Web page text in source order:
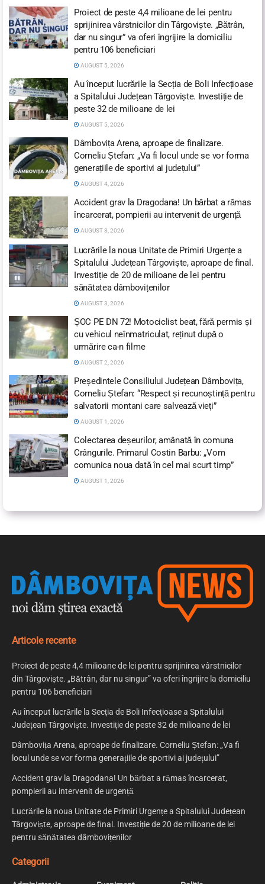
Proiect de peste 4,4 milioane de lei pentru
sprijinirea vârstnicilor din Târgoviște. „Bătrân,
dar nu singur” va oferi îngrijire la domiciliu
pentru 106 beneficiari
AUGUST 5, 2026
Au început lucrările la Secția de Boli Infecțioase
a Spitalului Județean Târgoviște. Investiție de
peste 32 de milioane de lei
AUGUST 5, 2026
Dâmbovița Arena, aproape de finalizare.
Corneliu Ștefan: „Va fi locul unde se vor forma
generațiile de sportivi ai județului”
AUGUST 4, 2026
Accident grav la Dragodana! Un bărbat a rămas
încarcerat, pompierii au intervenit de urgență
AUGUST 3, 2026
Lucrările la noua Unitate de Primiri Urgențe a
Spitalului Județean Târgoviște, aproape de final.
Investiție de 20 de milioane de lei pentru
sănătatea dâmbovițenilor
AUGUST 3, 2026
ȘOC PE DN 72! Motociclist beat, fără permis și
cu vehicul neînmatriculat, reținut după o
urmărire ca-n filme
AUGUST 2, 2026
Președintele Consiliului Județean Dâmbovița,
Corneliu Ștefan: “Respect și recunoștință pentru
salvatorii montani care salvează vieți”
AUGUST 1, 2026
Colectarea deșeurilor, amânată în comuna
Crângurile. Primarul Costin Barbu: „Vom
comunica noua dată în cel mai scurt timp”
AUGUST 1, 2026
Articole recente
Proiect de peste 4,4 milioane de lei pentru sprijinirea vârstnicilor
din Târgoviște. „Bătrân, dar nu singur” va oferi îngrijire la domiciliu
pentru 106 beneficiari
Au început lucrările la Secția de Boli Infecțioase a Spitalului
Județean Târgoviște. Investiție de peste 32 de milioane de lei
Dâmbovița Arena, aproape de finalizare. Corneliu Ștefan: „Va fi
locul unde se vor forma generațiile de sportivi ai județului”
Accident grav la Dragodana! Un bărbat a rămas încarcerat,
pompierii au intervenit de urgență
Lucrările la noua Unitate de Primiri Urgențe a Spitalului Județean
Târgoviște, aproape de final. Investiție de 20 de milioane de lei
pentru sănătatea dâmbovițenilor
Categorii